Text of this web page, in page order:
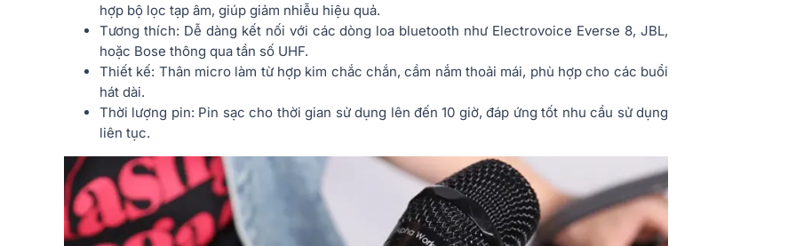
hợp bộ lọc tạp âm, giúp giảm nhiễu hiệu quả.
Tương thích: Dễ dàng kết nối với các dòng loa bluetooth như Electrovoice Everse 8, JBL,
hoặc Bose thông qua tần số UHF.
Thiết kế: Thân micro làm từ hợp kim chắc chắn, cầm nắm thoải mái, phù hợp cho các buổi
hát dài.
Thời lượng pin: Pin sạc cho thời gian sử dụng lên đến 10 giờ, đáp ứng tốt nhu cầu sử dụng
liên tục.